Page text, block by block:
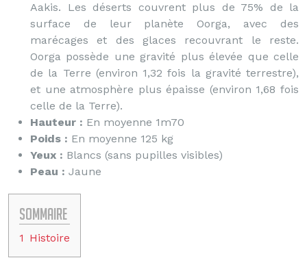
Aakis. Les déserts couvrent plus de 75% de la
surface de leur planète Oorga, avec des
marécages et des glaces recouvrant le reste.
Oorga possède une gravité plus élevée que celle
de la Terre (environ 1,32 fois la gravité terrestre),
et une atmosphère plus épaisse (environ 1,68 fois
celle de la Terre).
Hauteur : En moyenne 1m70
Poids : En moyenne 125 kg
Yeux : Blancs (sans pupilles visibles)
Peau : Jaune
Sommaire
1 Histoire